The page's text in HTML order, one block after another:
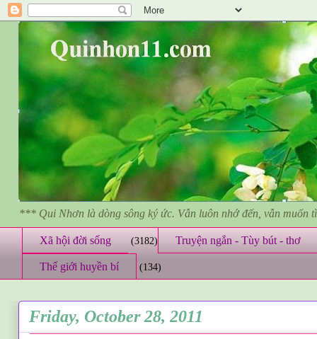
*** Qui Nhơn là dòng sông ký ức. Vẫn luôn nhớ đến, vẫn muốn
Xã hội đời sống (3182) Truyện ngắn - Tùy bút - thơ
Thế giới huyền bí (134)
Friday, October 28, 2011